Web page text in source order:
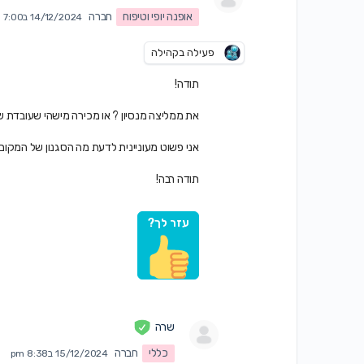
אופנה יופי וטיפוח
חברה 14/12/2024 ב7:00 pm
פעילה בקהילה
תודה!
את ממליצה מנסיון ? או מכירה מישהי שעובדת
אני פשוט מעוניינית לדעת מה הסגנון של
תודה רבה!
עזר לך?
שרה
כללי
חברה 15/12/2024 ב8:38 pm